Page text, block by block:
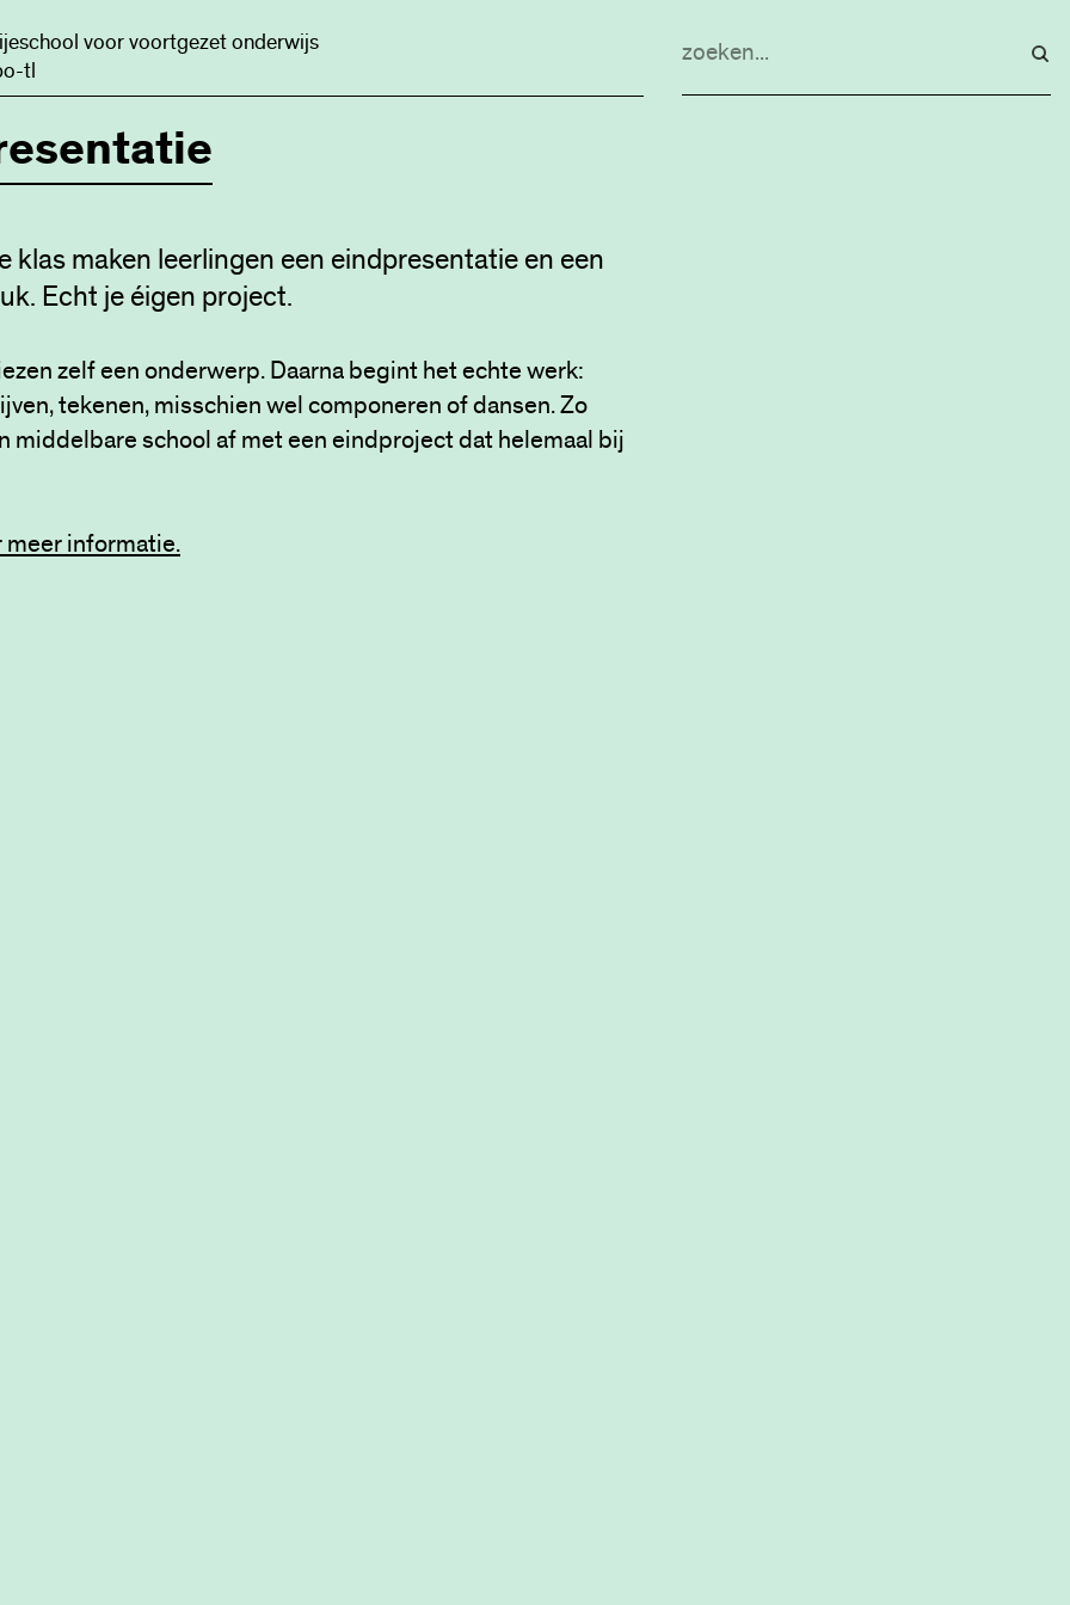
voor voortgezet onderwijs
tl
klas maken leerlingen een eindpresentatie en een
Echt je éigen project.
zelf een onderwerp. Daarna begint het echte werk:
tekenen, misschien wel componeren of dansen. Zo
middelbare school af met een eindproject dat helemaal bij
meer informatie.